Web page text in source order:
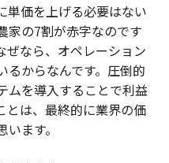
単価を上げる必要はない
家の7割が赤字なのです
ぜなら、オペレーション
るからなんです。圧倒的
ムを導入することで利益
とは、最終的に業界の価
ます。